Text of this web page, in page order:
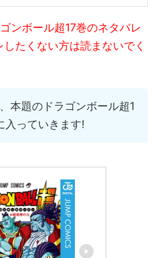
ンボール超17巻のネタバレ
たくない方は読まないでく
本題のドラゴンボール超1
入っていきます!